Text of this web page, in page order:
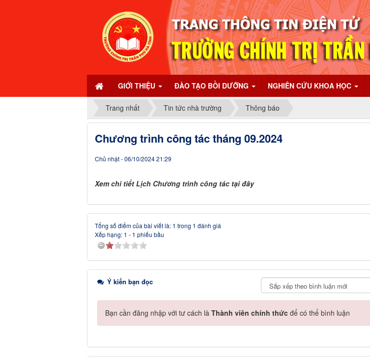
GIỚI THIỆU ĐÀO TẠO BỒI DƯỠNG NGHIÊN CỨU KHOA HỌC
Trang nhất Tin tức nhà trường Thông báo
Chương trình công tác tháng 09.2024
Chủ nhật - 06/10/2024 21:29
Xem chi tiết Lịch Chương trình công tác tại đây
Tổng số điểm của bài viết là: 1 trong 1 đánh giá
Xếp hạng: 1 - 1 phiếu bầu
Ý kiến bạn đọc
Bạn cần đăng nhập với tư cách là Thành viên chính thức để có thể bình luận